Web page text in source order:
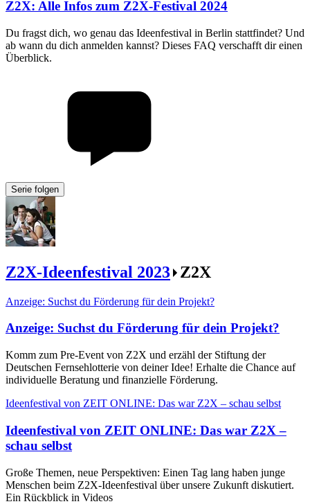
Z2X: Alle Infos zum Z2X-Festival 2024
Du fragst dich, wo genau das Ideenfestival in Berlin stattfindet? Und
ab wann du dich anmelden kannst? Dieses FAQ verschafft dir einen
Überblick.
Serie folgen
Z2X-Ideenfestival 2023 Z2X
Anzeige: Suchst du Förderung für dein Projekt?
Anzeige: Suchst du Förderung für dein Projekt?
Komm zum Pre-Event von Z2X und erzähl der Stiftung der
Deutschen Fernsehlotterie von deiner Idee! Erhalte die Chance auf
individuelle Beratung und finanzielle Förderung.
Ideenfestival von ZEIT ONLINE: Das war Z2X – schau selbst
Ideenfestival von ZEIT ONLINE: Das war Z2X –
schau selbst
Große Themen, neue Perspektiven: Einen Tag lang haben junge
Menschen beim Z2X-Ideenfestival über unsere Zukunft diskutiert.
Ein Rückblick in Videos